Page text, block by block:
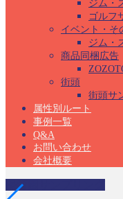
ジム・
ゴルフ
イベント・そ
ジム・
商品同梱広告
街頭
街頭サ
属性別ルート
事例一覧
Q&A
お問い合わせ
会社概要
保育園サンプリング